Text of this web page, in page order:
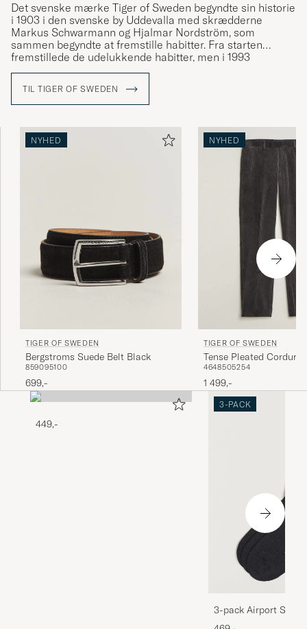
Det svenske mærke Tiger of Sweden begyndte sin historie
i 1903 i den svenske by Uddevalla med skrædderne
Markus Schwarmann og Hjalmar Nordström, som
sammen begyndte at fremstille habitter. Fra starten
fremstillede de udelukkende habitter, men i 1993
gennemgik mærket store forandringer og udviklede sit
gjorde jakkesættet attraktivt igen. Fra at være blevet båret
af bankmænd var det nu i stedet de mest populære
TIL TIGER OF SWEDEN
NYHED
TIGER OF SWEDEN
Bergstroms Suede Belt Black
859095100
699,-
NYHED
TIGER OF SWEDEN
Tense Pleated
Phantom
4648505254
1 499,-
449,-
3-PACK
3-pack Airport
Melange